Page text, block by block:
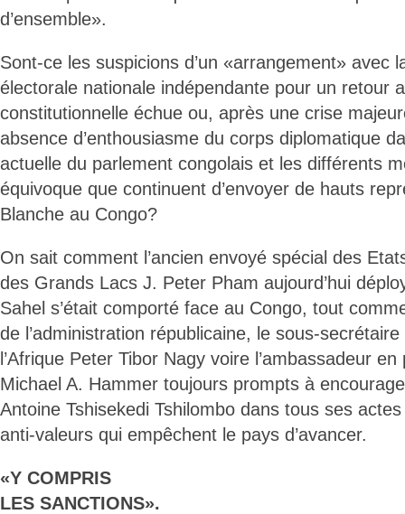
d’ensemble».
Sont-ce les suspicions d’un «arrangement» avec
électorale nationale indépendante pour un retour
constitutionnelle échue ou, après une crise
absence d’enthousiasme du corps diplomatique
actuelle du parlement congolais et les différents
équivoque que continuent d’envoyer de hauts
Blanche au Congo?
On sait comment l’ancien envoyé spécial des
des Grands Lacs J. Peter Pham aujourd’hui
Sahel s’était comporté face au Congo, tout
de l’administration républicaine, le sous-
l’Afrique Peter Tibor Nagy voire l’ambassadeur
Michael A. Hammer toujours prompts à
Antoine Tshisekedi Tshilombo dans tous ses
anti-valeurs qui empêchent le pays d’avancer.
«Y COMPRIS
LES SANCTIONS».